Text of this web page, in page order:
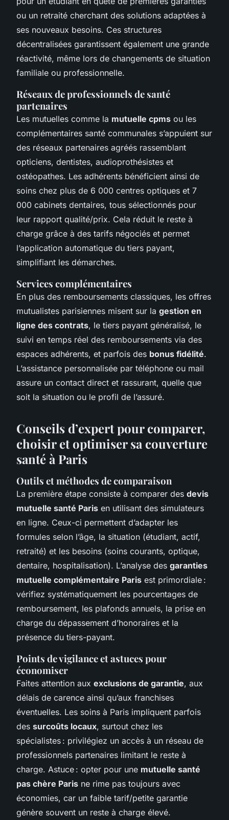
ou un retraité cherchant des solutions adaptées à
ses nouveaux besoins. Ces structures
décentralisées garantissent également une grande
réactivité, même lors de changements de situation
familiale ou professionnelle.
Réseaux de professionnels de santé
partenaires
Les mutuelles comme la mutuelle cpms ou les
complémentaires santé communales s’appuient sur
des réseaux partenaires agréés rassemblant
opticiens, dentistes, audioprothésistes et
ostéopathes. Les adhérents bénéficient ainsi de
soins chez plus de 6 000 centres optiques et 7
000 cabinets dentaires, tous sélectionnés pour
leur rapport qualité/prix. Cela réduit le reste à
charge grâce à des tarifs négociés et permet
l’application automatique du tiers payant,
simplifiant les démarches.
Services complémentaires
En plus des remboursements classiques, les offres
mutualistes parisiennes misent sur la gestion en
ligne des contrats, le tiers payant généralisé, le
suivi en temps réel des remboursements via des
espaces adhérents, et parfois des bonus fidélité.
L’assistance personnalisée par téléphone ou mail
assure un contact direct et rassurant, quelle que
soit la situation ou le profil de l’assuré.
Conseils d’expert pour comparer,
choisir et optimiser sa couverture
santé à Paris
Outils et méthodes de comparaison
La première étape consiste à comparer des devis
mutuelle santé Paris en utilisant des simulateurs
en ligne. Ceux-ci permettent d’adapter les
formules selon l’âge, la situation (étudiant, actif,
retraité) et les besoins (soins courants, optique,
dentaire, hospitalisation). L’analyse des garanties
mutuelle complémentaire Paris est primordiale :
vérifiez systématiquement les pourcentages de
remboursement, les plafonds annuels, la prise en
charge du dépassement d’honoraires et la
présence du tiers-payant.
Points de vigilance et astuces pour
économiser
Faites attention aux exclusions de garantie, aux
délais de carence ainsi qu’aux franchises
éventuelles. Les soins à Paris impliquent parfois
des surcoûts locaux, surtout chez les
spécialistes : privilégiez un accès à un réseau de
professionnels partenaires limitant le reste à
charge. Astuce : opter pour une mutuelle santé
pas chère Paris ne rime pas toujours avec
économies, car un faible tarif/petite garantie
génère souvent un reste à charge élevé.